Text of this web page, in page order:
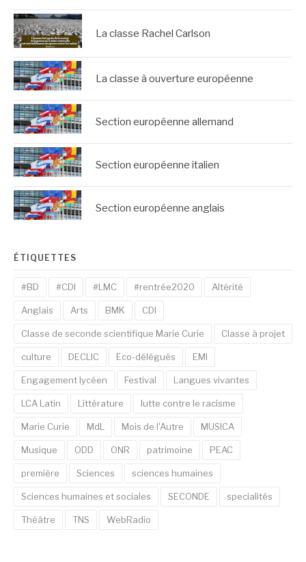
La classe Rachel Carlson
La classe à ouverture européenne
Section européenne allemand
Section européenne italien
Section européenne anglais
ÉTIQUETTES
#BD #CDI #LMC #rentrée2020 Altérité
Anglais Arts BMK CDI
Classe de seconde scientifique Marie Curie Classe à projet
culture DECLIC Eco-délégués EMI
Engagement lycéen Festival Langues vivantes
LCA Latin Littérature lutte contre le racisme
Marie Curie MdL Mois de l'Autre MUSICA
Musique ODD ONR patrimoine PEAC
première Sciences sciences humaines
Sciences humaines et sociales SECONDE specialités
Théâtre TNS WebRadio